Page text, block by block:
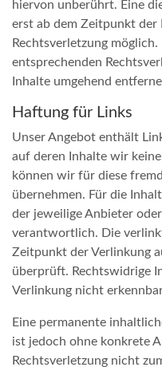
hiervon unberührt. Eine
erst ab dem Zeitpunkt der
Rechtsverletzung
entsprechenden
Inhalte umgehend
Haftung für Links
Unser Angebot enthält
auf deren Inhalte wir
können wir für diese
übernehmen. Für die
der jeweilige Anbieter
verantwortlich. Die
Zeitpunkt der Verlinkung
überprüft. Rechtswidrige
Verlinkung nicht
Eine permanente
ist jedoch ohne konkrete
Rechtsverletzung nicht